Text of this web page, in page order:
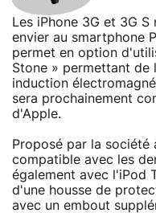
Les iPhone 3G et 3G
envier au smartphone
permet en option
Stone » permettant de
induction
sera prochainement
d'Apple.
Proposé par la société
compatible avec les
également avec l'iPod
d'une housse de
avec un embout